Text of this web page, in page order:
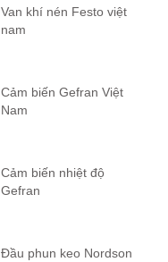
Van khí nén Festo việt
nam
Cảm biến Gefran Việt
Nam
Cảm biến nhiệt độ
Gefran
Đầu phun keo Nordson